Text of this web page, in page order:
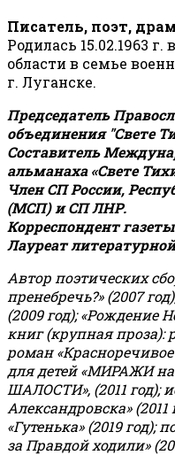
Писатель, поэт,
Родилась 15.02.1963 г.
области в семье
г. Луганске.
Председатель
объединения "Свете
Составитель
альманаха «Свете
Член СП России,
(МСП) и СП ЛНР.
Корреспондент
Лауреат
Автор поэтических
пренебречь?» (2007
(2009 год); «Рождение
книг (крупная проза):
роман
для детей «МИРАЖИ на
ШАЛОСТИ», (2011 год);
Александровска»
«Гутенька» (2019 год);
за Правдой ходили»